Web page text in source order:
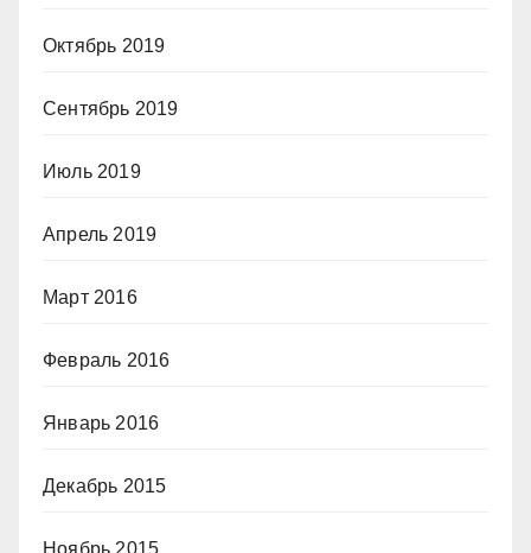
Октябрь 2019
Сентябрь 2019
Июль 2019
Апрель 2019
Март 2016
Февраль 2016
Январь 2016
Декабрь 2015